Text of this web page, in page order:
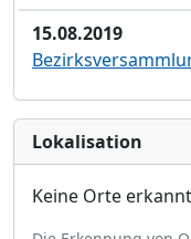
15.08.2019
Lokalisation
Keine Orte